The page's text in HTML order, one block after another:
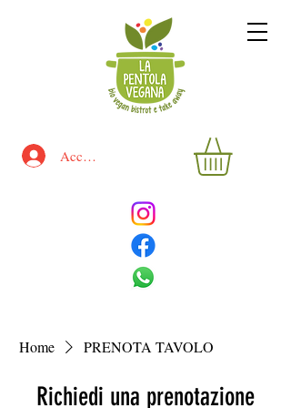
Accedi
Home PRENOTA TAVOLO
Richiedi una prenotazione